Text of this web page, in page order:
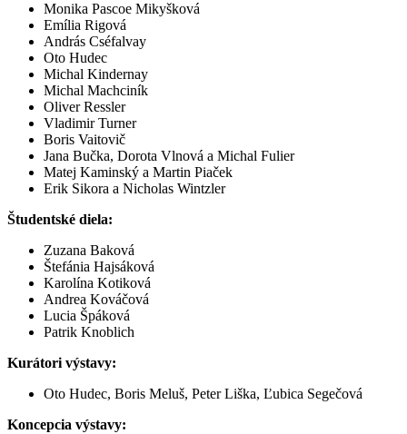
Monika Pascoe Mikyšková
Emília Rigová
András Cséfalvay
Oto Hudec
Michal Kindernay
Michal Machciník
Oliver Ressler
Vladimir Turner
Boris Vaitovič
Jana Bučka, Dorota Vlnová a Michal Fulier
Matej Kaminský a Martin Piaček
Erik Sikora a Nicholas Wintzler
Študentské diela:
Zuzana Baková
Štefánia Hajsáková
Karolína Kotiková
Andrea Kováčová
Lucia Špáková
Patrik Knoblich
Kurátori výstavy:
Oto Hudec, Boris Meluš, Peter Liška, Ľubica Segečová
Koncepcia výstavy: